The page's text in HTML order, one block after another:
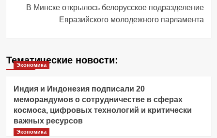
В Минске открылось белорусское подразделение
Евразийского молодежного парламента
Тематические новости:
Экономика
Индия и Индонезия подписали 20
меморандумов о сотрудничестве в сферах
космоса, цифровых технологий и критически
важных ресурсов
Экономика